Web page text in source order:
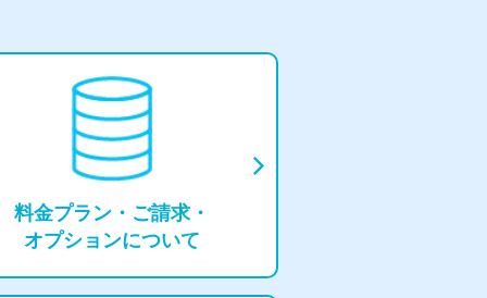
料⾦プラン・ ご請求・
オプションについて